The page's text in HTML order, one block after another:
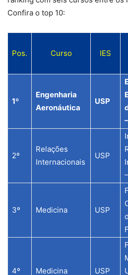
Confira o top 10:
Pos. Curso IES
1º
Engenharia
Aeronáutica
USP
2º
Relações
Internacionais
USP
3º Medicina USP
4º Medicina USP